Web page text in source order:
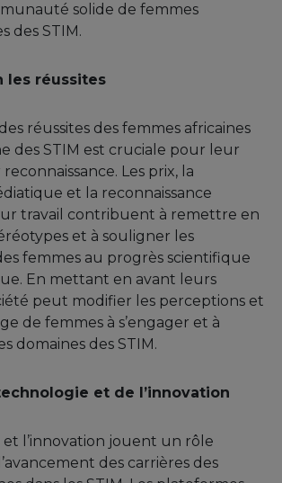
solide de femmes
des STIM.
les réussites
réussites des femmes africaines
des STIM est cruciale pour leur
Les prix, la
et la reconnaissance
travail contribuent à remettre en
et à souligner les
femmes au progrès scientifique
En mettant en avant leurs
peut modifier les perceptions et
de femmes à s’engager et à
domaines des STIM.
et de l’innovation
l’innovation jouent un rôle
des carrières des